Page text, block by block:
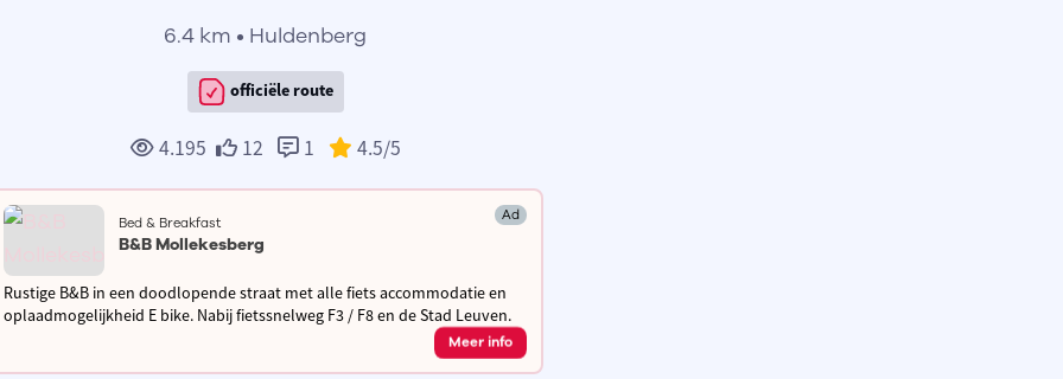
6.4 km • Huldenberg
officiële route
4.195 12 1 4.5/5
Bed & Breakfast Ad
B&B Mollekesberg
Rustige B&B in een doodlopende straat met alle fiets accommodatie en
oplaadmogelijkheid E bike. Nabij fietssnelweg F3 / F8 en de Stad Leuven.
Meer info